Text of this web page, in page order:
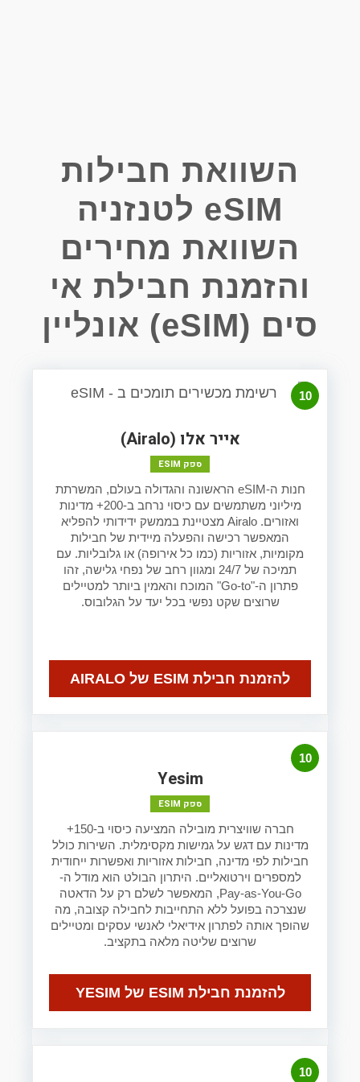
השוואת חבילות
eSIM לטנזניה
השוואת מחירים
והזמנת חבילת אי
סים (eSIM) אונליין
10
אייר אלו (Airalo)
ספק ESIM
חנות ה-eSIM הראשונה והגדולה בעולם, המשרתת
מיליוני משתמשים עם כיסוי נרחב ב-200+ מדינות
ואזורים. Airalo מצטיינת בממשק ידידותי להפליא
המאפשר רכישה והפעלה מיידית של חבילות
מקומיות, אזוריות (כמו כל אירופה) או גלובליות. עם
תמיכה של 24/7 ומגוון רחב של נפחי גלישה, זהו
פתרון ה-"Go-to" המוכח והאמין ביותר למטיילים
שרוצים שקט נפשי בכל יעד על הגלובוס.
להזמנת חבילת ESIM של AIRALO
10
Yesim
ספק ESIM
חברה שוויצרית מובילה המציעה כיסוי ב-150+
מדינות עם דגש על גמישות מקסימלית. השירות כולל
חבילות לפי מדינה, חבילות אזוריות ואפשרות ייחודית
למספרים וירטואליים. היתרון הבולט הוא מודל ה-
Pay-as-You-Go, המאפשר לשלם רק על הדאטה
שנצרכה בפועל ללא התחייבות לחבילה קצובה, מה
שהופך אותה לפתרון אידיאלי לאנשי עסקים ומטיילים
שרוצים שליטה מלאה בתקציב.
להזמנת חבילת ESIM של YESIM
10